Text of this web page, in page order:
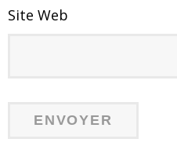
Site Web